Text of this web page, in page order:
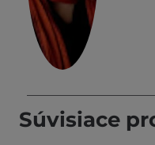
Súvisiace